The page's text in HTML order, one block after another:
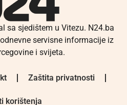
sa sjedištem u Vitezu. N24.ba
servisne informacije iz
i svijeta.
Zaštita privatnosti
korištenja